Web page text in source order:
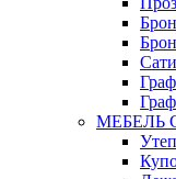
МЕБЕЛЬ